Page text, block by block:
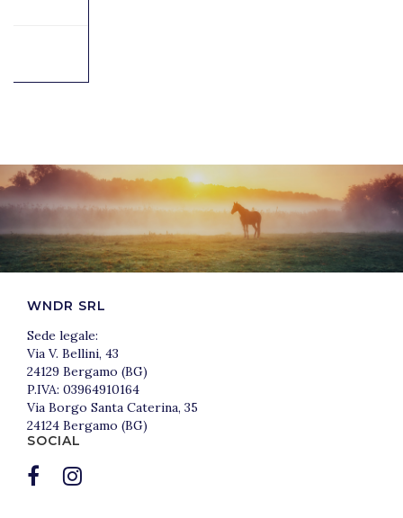
WNDR SRL
Sede legale:
Via V. Bellini, 43
24129 Bergamo (BG)
P.IVA: 03964910164
Via Borgo Santa Caterina, 35
24124 Bergamo (BG)
SOCIAL